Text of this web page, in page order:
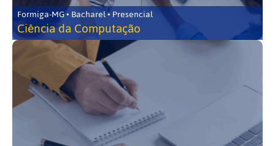
Formiga-MG • Bacharel • Presencial
Ciência da Computação